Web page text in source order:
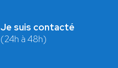
Je suis contacté
(24h à 48h)